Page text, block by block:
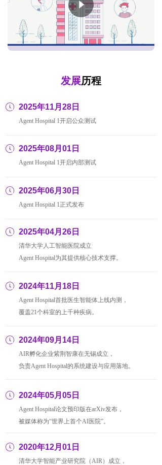
념
发展历程
ꂂ
Agent Hospital 1开启公众测试
2025年11月28日
ꂂ
Agent Hospital 1开启内部测试
2025年08月01日
ꂂ
Agent Hospital 1正式发布
2025年06月30日
ꂂ
清华大学人工智能医院成立
Agent Hospital为其提供核心技术支撑。
2025年04月26日
ꂂ
Agent Hospital首批医生智能体上线内测，
覆盖21个科室的上千种疾病。
2024年11月18日
ꂂ
AIR孵化企业紫荆智康在无锡成立，
负责Agent Hospital的系统建设与应用落地。
2024年09月14日
ꂂ
Agent Hospital论文预印版在arXiv发布，
被媒体称为“世界上首个AI医院”。
2024年05月05日
ꂂ
清华大学智能产业研究院（AIR）成立，
2020年12月01日